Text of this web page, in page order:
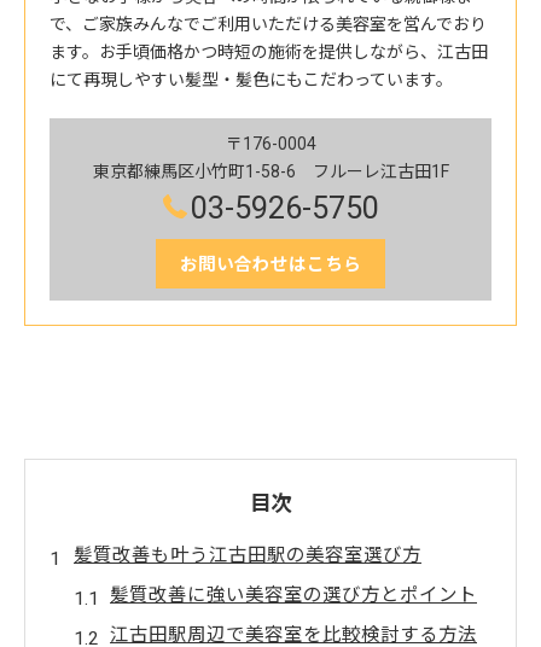
で、ご家族みんなでご利用いただける美容室を営んでおり
ます。お手頃価格かつ時短の施術を提供しながら、江古田
にて再現しやすい髪型・髪色にもこだわっています。
〒176-0004
東京都練馬区小竹町1-58-6 フルーレ江古田1F
03-5926-5750
お問い合わせはこちら
目次
髪質改善も叶う江古田駅の美容室選び方
髪質改善に強い美容室の選び方とポイント
江古田駅周辺で美容室を比較検討する方法